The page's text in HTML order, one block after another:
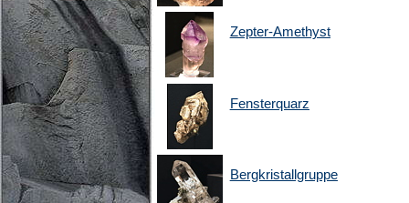
Zepter-Amethyst
Fensterquarz
Bergkristallgruppe